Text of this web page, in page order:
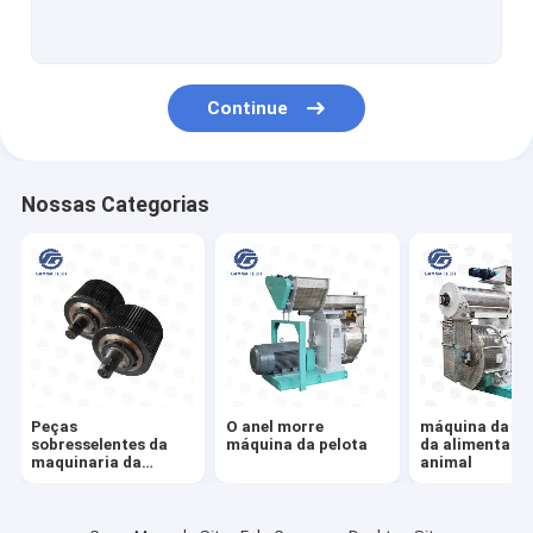
moinho de martelo da alimentação
O milho lasca-se linha de produção
Linha de Produção de Ração para Peixes
Alimentação Bulkers
Continue
Nossas Categorias
Peças
sobresselentes da
maquinaria da
O anel morre
máquina da pelota
máquina da
da
animal